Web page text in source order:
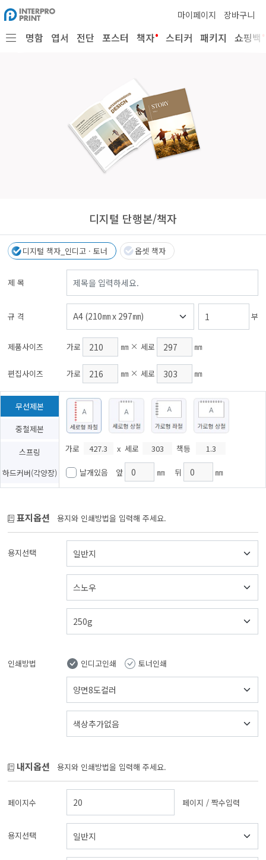
마이페이지 장바구니
명함 엽서 전단 포스터 책자• 스티커 패키지 쇼핑백•
디지털 단행본/책자
디지털 책자_인디고 · 토너 옵셋 책자
제 목
규 격 부
제품사이즈 가로 ㎜ 세로 ㎜
편집사이즈 가로 ㎜ 세로 ㎜
무선제본
중철제본
스프링
하드커버(각양장)
가로 x 세로 책등
날개있음 앞 ㎜ 뒤 ㎜
표지옵션 용지와 인쇄방법을 입력해 주세요.
용지선택
인쇄방법 인디고인쇄 토너인쇄
내지옵션 용지와 인쇄방법을 입력해 주세요.
페이지수 페이지 / 짝수입력
용지선택